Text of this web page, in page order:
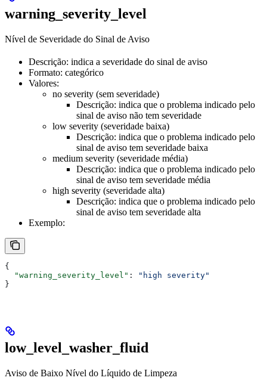
warning_severity_level
Nível de Severidade do Sinal de Aviso
Descrição: indica a severidade do sinal de aviso
Formato: categórico
Valores:
no severity (sem severidade)
Descrição: indica que o problema indicado pelo
sinal de aviso não tem severidade
low severity (severidade baixa)
Descrição: indica que o problema indicado pelo
sinal de aviso tem severidade baixa
medium severity (severidade média)
Descrição: indica que o problema indicado pelo
sinal de aviso tem severidade média
high severity (severidade alta)
Descrição: indica que o problema indicado pelo
sinal de aviso tem severidade alta
Exemplo:
{
  "warning_severity_level"
:
"high severity"
}
low_level_washer_fluid
Aviso de Baixo Nível do Líquido de Limpeza